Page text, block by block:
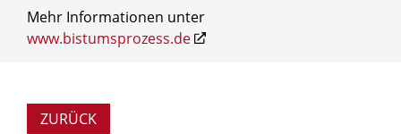
Mehr Informationen unter
www.bistumsprozess.de
ZURÜCK